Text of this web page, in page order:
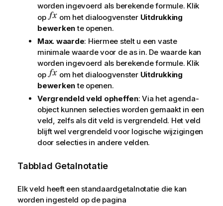
worden ingevoerd als berekende formule. Klik
op
om het dialoogvenster Uitdrukking
bewerkente openen.
Max. waarde: Hiermee stelt u een vaste
minimale waarde voor de as in. De waarde kan
worden ingevoerd als berekende formule. Klik
op
om het dialoogvenster Uitdrukking
bewerkente openen.
Vergrendeld veld opheffen: Via het agenda-
object kunnen selecties worden gemaakt in een
veld, zelfs als dit veld is vergrendeld. Het veld
blijft wel vergrendeld voor logische wijzigingen
door selecties in andere velden.
Tabblad Getalnotatie
Elk veld heeft een standaardgetalnotatie die kan
worden ingesteld op de pagina